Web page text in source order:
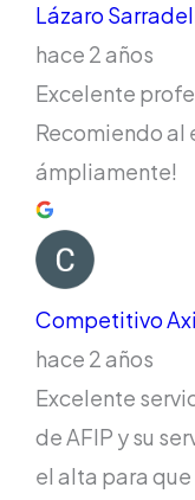
Lázaro
hace 2 años
Excelente
Recomiendo
ámpliamente!
Competitivo
hace 2 años
Excelente
de AFIP y su
el alta para